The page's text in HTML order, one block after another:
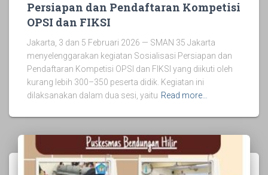
Persiapan dan Pendaftaran Kompetisi
OPSI dan FIKSI
Jakarta, 3 dan 5 Februari 2026 — SMAN 35 Jakarta
menyelenggarakan kegiatan Sosialisasi Persiapan dan
Pendaftaran Kompetisi OPSI dan FIKSI yang diikuti oleh
kurang lebih 300–350 peserta didik. Kegiatan ini
dilaksanakan dalam dua sesi, yaitu Read more…